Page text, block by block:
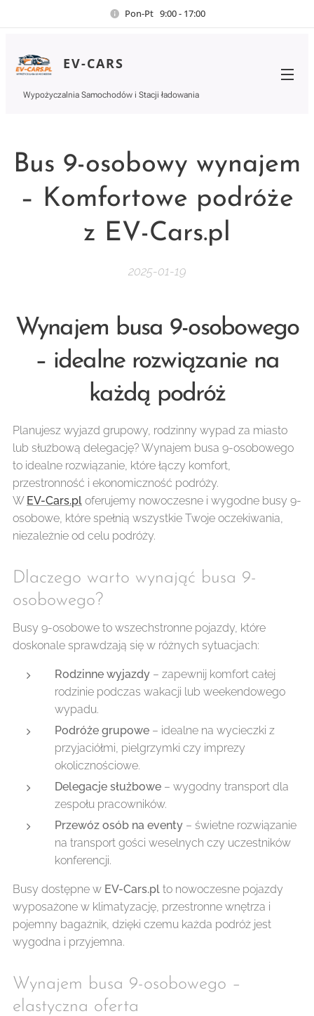
Pon-Pt 9:00 - 17:00
EV-CARS
Wypożyczalnia Samochodów i Stacji ładowania
Bus 9-osobowy wynajem
– Komfortowe podróże
z EV-Cars.pl
2025-01-19
Wynajem busa 9-osobowego
– idealne rozwiązanie na
każdą podróż
Planujesz wyjazd grupowy, rodzinny wypad za miasto
lub służbową delegację? Wynajem busa 9-osobowego
to idealne rozwiązanie, które łączy komfort,
przestronność i ekonomiczność podróży.
W EV-Cars.pl oferujemy nowoczesne i wygodne busy 9-
osobowe, które spełnią wszystkie Twoje oczekiwania,
niezależnie od celu podróży.
Dlaczego warto wynająć busa 9-
osobowego?
Busy 9-osobowe to wszechstronne pojazdy, które
doskonale sprawdzają się w różnych sytuacjach:
Rodzinne wyjazdy – zapewnij komfort całej
rodzinie podczas wakacji lub weekendowego
wypadu.
Podróże grupowe – idealne na wycieczki z
przyjaciółmi, pielgrzymki czy imprezy
okolicznościowe.
Delegacje służbowe – wygodny transport dla
zespołu pracowników.
Przewóz osób na eventy – świetne rozwiązanie
na transport gości weselnych czy uczestników
konferencji.
Busy dostępne w EV-Cars.pl to nowoczesne pojazdy
wyposażone w klimatyzację, przestronne wnętrza i
pojemny bagażnik, dzięki czemu każda podróż jest
wygodna i przyjemna.
Wynajem busa 9-osobowego –
elastyczna oferta